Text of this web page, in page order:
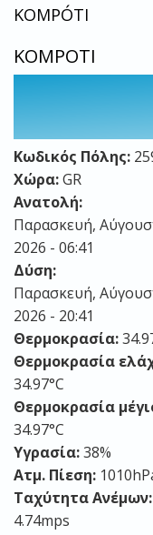
KOMPÓTI
KOMPOTI
Κωδικός Πόλης:
Χώρα:GR
Ανατολή:
Παρασκευή,
2026 - 06:41
Δύση:
Παρασκευή,
2026 - 20:41
Θερμοκρασία:
Θερμοκρασία
34.97°C
Θερμοκρασία
34.97°C
Υγρασία:38%
Ατμ. Πίεση:
Ταχύτητα Ανέμων:
4.74mps